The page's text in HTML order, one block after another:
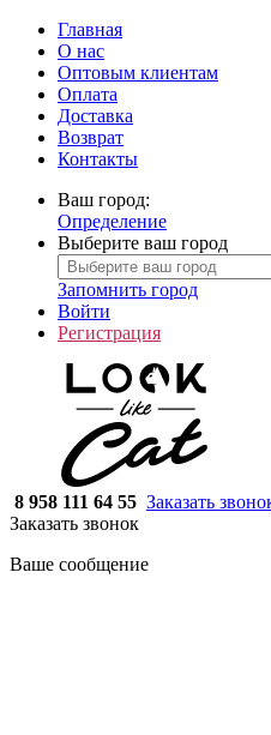
Главная
О нас
Оптовым клиентам
Оплата
Доставка
Возврат
Контакты
Ваш город:
Определение
Выберите ваш город
Запомнить город
Войти
Регистрация
8 958 111 64 55 Заказать
Заказать звонок
Ваше сообщение